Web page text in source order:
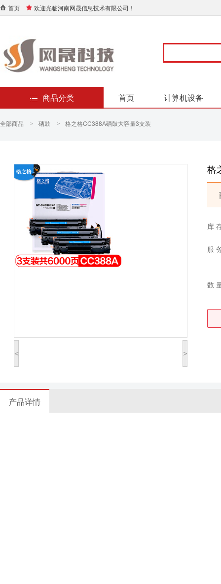
首页 欢迎光临河南网晟信息技术有限公司！
商品分类 首页 计算机设备
全部商品 > 硒鼓 > 格之格CC388A硒鼓大容量3支装
< >
格
库
服
数
产品详情